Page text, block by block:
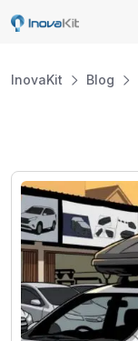
Skip
InovaKit Blog